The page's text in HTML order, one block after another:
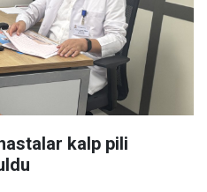
kalp pili